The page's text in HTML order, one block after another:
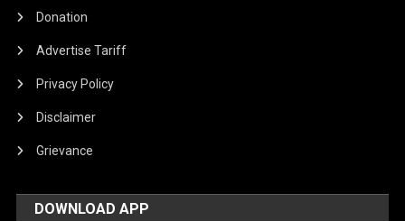
Donation
Advertise Tariff
Privacy Policy
Disclaimer
Grievance
DOWNLOAD APP